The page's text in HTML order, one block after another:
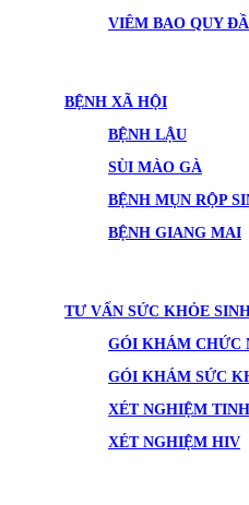
VIÊM BAO QUY
BỆNH XÃ HỘI
BỆNH LẬU
SÙI MÀO GÀ
BỆNH MỤN RỘP
BỆNH GIANG MAI
TƯ VẤN SỨC KHỎE
GÓI KHÁM CHỨC
GÓI KHÁM SỨC
XÉT NGHIỆM
XÉT NGHIỆM HIV